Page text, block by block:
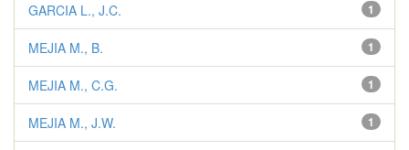
1
GARCIA L., J.C.
1
MEJIA M., B.
1
MEJIA M., C.G.
1
MEJIA M., J.W.